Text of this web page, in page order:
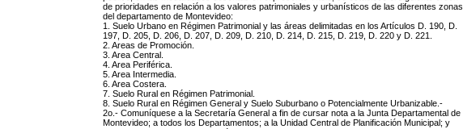
de prioridades en relación a los valores patrimoniales y urbanísticos de las diferentes zonas
del departamento de Montevideo:
1. Suelo Urbano en Régimen Patrimonial y las áreas delimitadas en los Artículos D. 190, D.
197, D. 205, D. 206, D. 207, D. 209, D. 210, D. 214, D. 215, D. 219, D. 220 y D. 221.
2. Areas de Promoción.
3. Area Central.
4. Area Periférica.
5. Area Intermedia.
6. Area Costera.
7. Suelo Rural en Régimen Patrimonial.
8. Suelo Rural en Régimen General y Suelo Suburbano o Potencialmente Urbanizable.-
2o.- Comuníquese a la Secretaría General a fin de cursar nota a la Junta Departamental de
Montevideo; a todos los Departamentos; a la Unidad Central de Planificación Municipal; y